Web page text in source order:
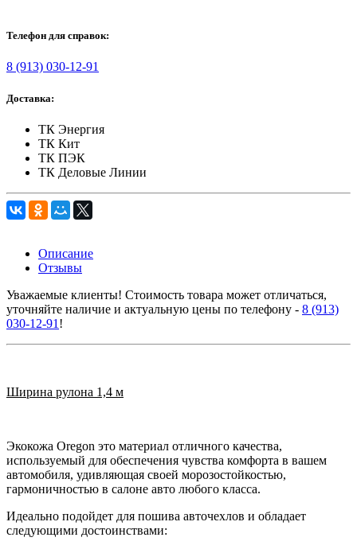
Телефон для справок:
8 (913) 030-12-91
Доставка:
ТК Энергия
ТК Кит
ТК ПЭК
ТК Деловые Линии
Описание
Отзывы
Уважаемые клиенты! Стоимость товара может отличаться,
уточняйте наличие и актуальную цены по телефону - 8 (913)
030-12-91 !
Ширина рулона 1,4 м
Экокожа Oregon это материал отличного качества,
используемый для обеспечения чувства комфорта в вашем
автомобиля, удивляющая своей морозостойкостью,
гармоничностью в салоне авто любого класса.
Идеально подойдет для пошива авточехлов и обладает
следующими достоинствами: